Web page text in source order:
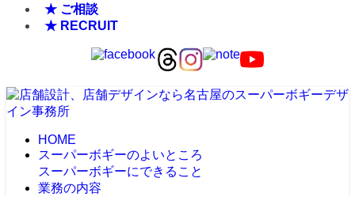
★ ご相談
★ RECRUIT
HOME
スーパーボギーのよいところ
スーパーボギーにできること
業務の内容